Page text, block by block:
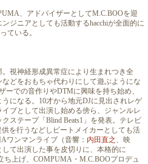
、アドバイザーとしてM.C.BOOを迎
ジニアとしても活動するhacchiが全面的に
ている。
視神経形成異常症により生まれつき全
どをおもちゃ代わりにして遊ぶようにな
ーでの音作りやDTMに興味を持ち始め、
になる。10才から地元DJに見出されレゲ
ブとして出演し始める傍ら、ジャンルレ
ステープ「Blind Beats1」を発表。テレビ
を行うなどしビートメイカーとしても活
ワンマンライブ（音響： 内田直之 、映
て出演した事を皮切りに、本格的に
ち上げ、COMPUMA・M.C.BOOプロデュ